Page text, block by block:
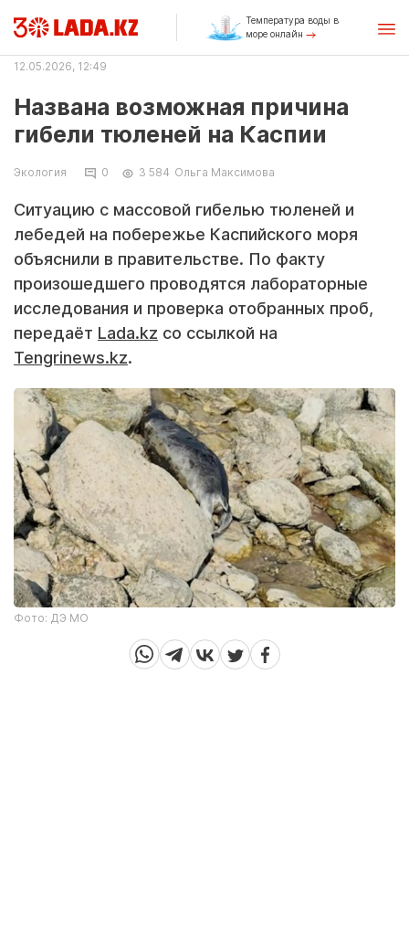
Температура воды в
море онлайн
12.05.2026, 12:49
Названа возможная причина
гибели тюленей на Каспии
Экология 0 3 584 Ольга Максимова
Ситуацию с массовой гибелью тюленей и
лебедей на побережье Каспийского моря
объяснили в правительстве. По факту
произошедшего проводятся лабораторные
исследования и проверка отобранных проб,
передаёт Lada.kz со ссылкой на
Tengrinews.kz.
Фото: ДЭ МО